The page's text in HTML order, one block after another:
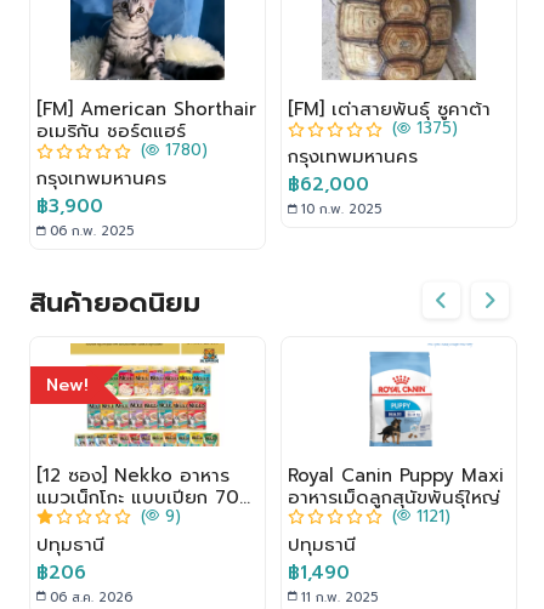
[FM] American Shorthair
อเมริกัน ชอร์ตแฮร์
( 1780)
กรุงเทพมหานคร
฿3,900
06 ก.พ. 2025
[FM] เต่าสายพันธุ์ ซูคาต้า
( 1375)
กรุงเทพมหานคร
฿62,000
10 ก.พ. 2025
สินค้ายอดนิยม
New!
[12 ซอง] Nekko อาหาร
แมวเน็กโกะ แบบเปียก 70g.
สูตร ลูกแมว,เจลลี่, เกรวี่
( 9)
ปทุมธานี
฿206
06 ส.ค. 2026
Royal Canin Puppy Maxi
อาหารเม็ดลูกสุนัขพันธุ์ใหญ่
( 1121)
ปทุมธานี
฿1,490
11 ก.พ. 2025